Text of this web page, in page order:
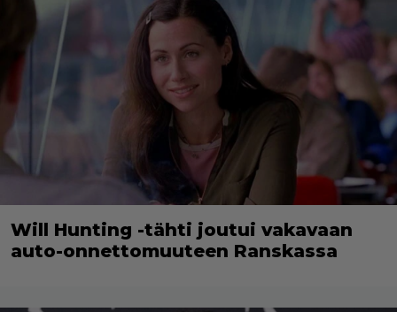
Will Hunting -tähti joutui vakavaan
auto-onnettomuuteen Ranskassa